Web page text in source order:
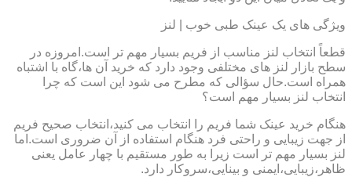
ویژگی های یک عینک طبی خوب | لنز
قطعاً انتخاب لنز مناسب از فریم بسیار مهم تر است.امروزه در
سطح بازار لنز های مختلفی وجود دارد که خرید آن ها،گاه با اشتباه
همراه است.حال سؤالی که مطرح می شود این است که چرا
انتخاب لنز بسیار مهم است؟
هنگام خرید عینک شما فریم را انتخاب می کنید،انتخاب صحیح فریم
از جهت زیبایی و راحتی فرد هنگام استفاده از آن ضروری است.اما
لنز بسیار مهم تر است زیرا به طور مستقیم با چهار عامل یعنی
ظاهر،زیبایی،ایمنی و بینایی،سروکار دارد.